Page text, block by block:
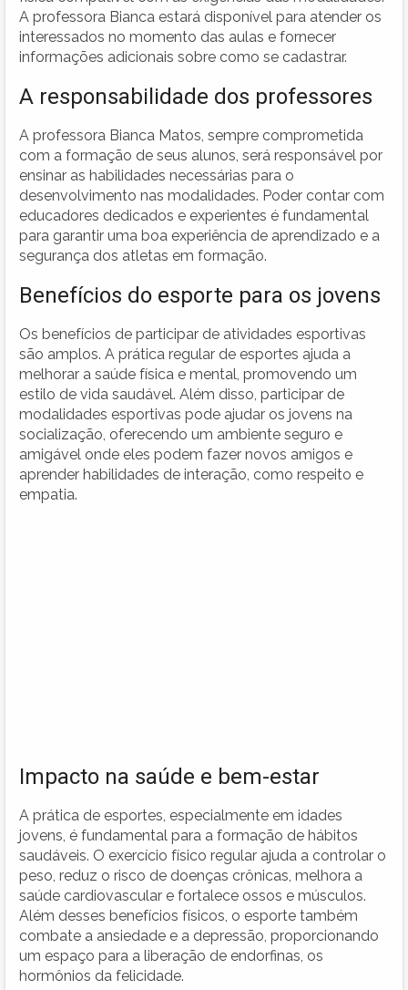
A professora Bianca estará disponível para atender os
interessados no momento das aulas e fornecer
informações adicionais sobre como se cadastrar.
A responsabilidade dos professores
A professora Bianca Matos, sempre comprometida
com a formação de seus alunos, será responsável por
ensinar as habilidades necessárias para o
desenvolvimento nas modalidades. Poder contar com
educadores dedicados e experientes é fundamental
para garantir uma boa experiência de aprendizado e a
segurança dos atletas em formação.
Benefícios do esporte para os jovens
Os benefícios de participar de atividades esportivas
são amplos. A prática regular de esportes ajuda a
melhorar a saúde física e mental, promovendo um
estilo de vida saudável. Além disso, participar de
modalidades esportivas pode ajudar os jovens na
socialização, oferecendo um ambiente seguro e
amigável onde eles podem fazer novos amigos e
aprender habilidades de interação, como respeito e
empatia.
Impacto na saúde e bem-estar
A prática de esportes, especialmente em idades
jovens, é fundamental para a formação de hábitos
saudáveis. O exercício físico regular ajuda a controlar o
peso, reduz o risco de doenças crônicas, melhora a
saúde cardiovascular e fortalece ossos e músculos.
Além desses benefícios físicos, o esporte também
combate a ansiedade e a depressão, proporcionando
um espaço para a liberação de endorfinas, os
hormônios da felicidade.